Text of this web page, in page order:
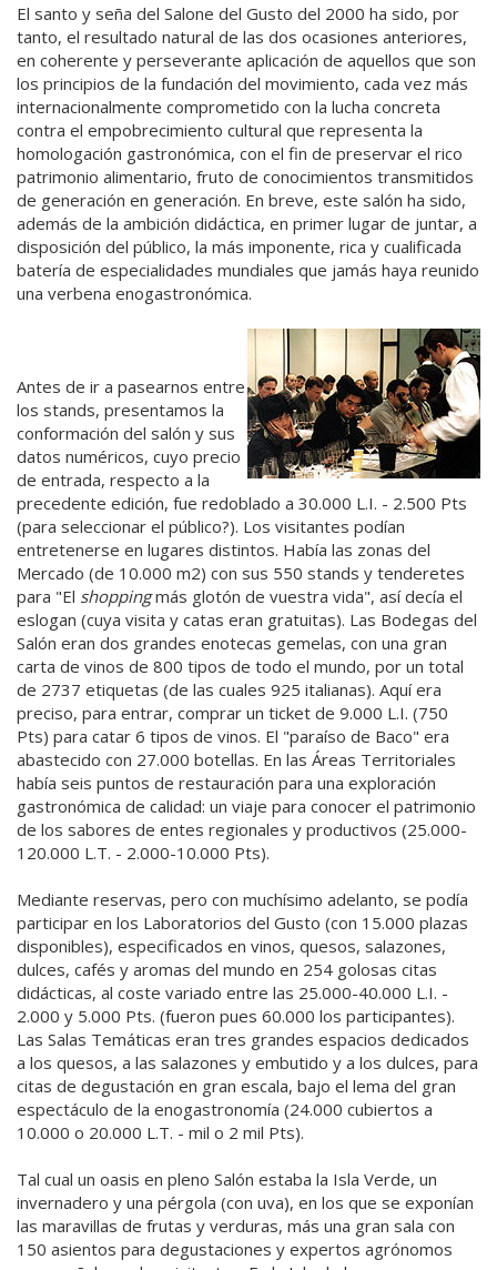
El santo y seña del Salone del Gusto del 2000 ha sido, por
tanto, el resultado natural de las dos ocasiones anteriores,
en coherente y perseverante aplicación de aquellos que son
los principios de la fundación del movimiento, cada vez más
internacionalmente comprometido con la lucha concreta
contra el empobrecimiento cultural que representa la
homologación gastronómica, con el fin de preservar el rico
patrimonio alimentario, fruto de conocimientos transmitidos
de generación en generación. En breve, este salón ha sido,
además de la ambición didáctica, en primer lugar de juntar, a
disposición del público, la más imponente, rica y cualificada
batería de especialidades mundiales que jamás haya reunido
una verbena enogastronómica.
Antes de ir a pasearnos entre
los stands, presentamos la
conformación del salón y sus
datos numéricos, cuyo precio
de entrada, respecto a la
precedente edición, fue redoblado a 30.000 L.I. - 2.500 Pts
(para seleccionar el público?). Los visitantes podían
entretenerse en lugares distintos. Había las zonas del
Mercado (de 10.000 m2) con sus 550 stands y tenderetes
para "El shoppingmás glotón de vuestra vida", así decía el
eslogan (cuya visita y catas eran gratuitas). Las Bodegas del
Salón eran dos grandes enotecas gemelas, con una gran
carta de vinos de 800 tipos de todo el mundo, por un total
de 2737 etiquetas (de las cuales 925 italianas). Aquí era
preciso, para entrar, comprar un ticket de 9.000 L.I. (750
Pts) para catar 6 tipos de vinos. El "paraíso de Baco" era
abastecido con 27.000 botellas. En las Áreas Territoriales
había seis puntos de restauración para una exploración
gastronómica de calidad: un viaje para conocer el patrimonio
de los sabores de entes regionales y productivos (25.000-
120.000 L.T. - 2.000-10.000 Pts).
Mediante reservas, pero con muchísimo adelanto, se podía
participar en los Laboratorios del Gusto (con 15.000 plazas
disponibles), especificados en vinos, quesos, salazones,
dulces, cafés y aromas del mundo en 254 golosas citas
didácticas, al coste variado entre las 25.000-40.000 L.I. -
2.000 y 5.000 Pts. (fueron pues 60.000 los participantes).
Las Salas Temáticas eran tres grandes espacios dedicados
a los quesos, a las salazones y embutido y a los dulces, para
citas de degustación en gran escala, bajo el lema del gran
espectáculo de la enogastronomía (24.000 cubiertos a
10.000 o 20.000 L.T. - mil o 2 mil Pts).
Tal cual un oasis en pleno Salón estaba la Isla Verde, un
invernadero y una pérgola (con uva), en los que se exponían
las maravillas de frutas y verduras, más una gran sala con
150 asientos para degustaciones y expertos agrónomos